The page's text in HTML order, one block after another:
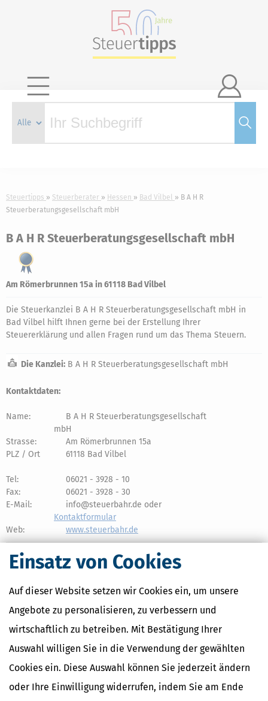
Einsatz von Cookies
Auf dieser Website setzen wir Cookies ein, um unsere
Angebote zu personalisieren, zu verbessern und
wirtschaftlich zu betreiben. Mit Bestätigung Ihrer
Auswahl willigen Sie in die Verwendung der gewählten
Cookies ein. Diese Auswahl können Sie jederzeit ändern
oder Ihre Einwilligung widerrufen, indem Sie am Ende

Steuertipps Steuerberater Hessen Bad Vilbel
B A H R
Steuerberatungsgesellschaft mbH
B A H R Steuerberatungsgesellschaft mbH
Am Römerbrunnen 15a in 61118 Bad Vilbel
Die Steuerkanzlei B A H R Steuerberatungsgesellschaft mbH in
Bad Vilbel hilft Ihnen gerne bei der Erstellung Ihrer
Steuererklärung und allen Fragen rund um das Thema Steuern.
Die Kanzlei: B A H R Steuerberatungsgesellschaft mbH
Kontaktdaten:
Name:
B A H R Steuerberatungsgesellschaft
mbH
Strasse:
Am Römerbrunnen 15a
PLZ / Ort
61118 Bad Vilbel
Tel:
06021 - 3928 - 10
Fax:
06021 - 3928 - 30
E-Mail:
info@steuerbahr.de oder
Kontaktformular
Web:
www.steuerbahr.de